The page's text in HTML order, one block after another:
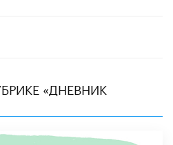
«ДНЕВНИК